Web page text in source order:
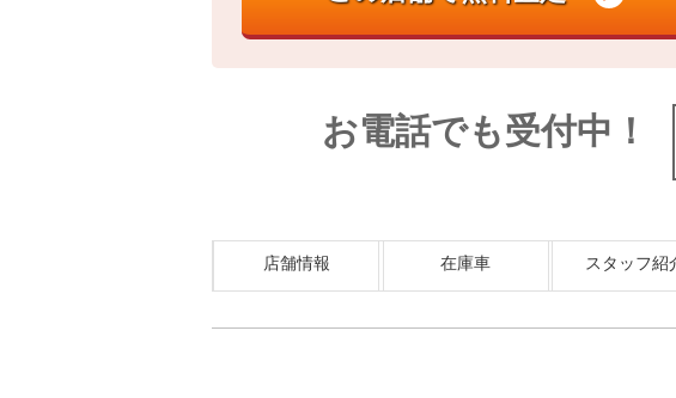
お電話でも受付中！
店舗情報 在庫車 スタッフ紹